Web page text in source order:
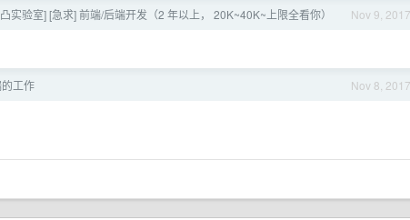
Nov 9, 2017
实验室] [急求] 前端/后端开发（2 年以上， 20K~40K~上限全看你）
Nov 8, 2017
工作